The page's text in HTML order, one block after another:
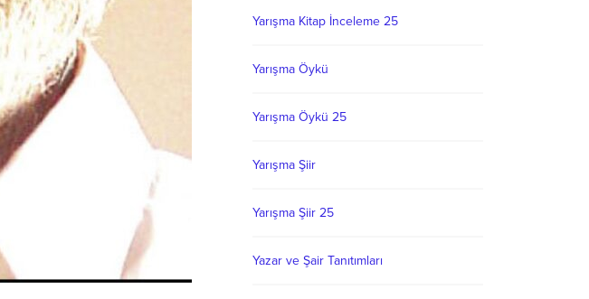
Yarışma Kitap İnceleme 25
Yarışma Öykü
Yarışma Öykü 25
Yarışma Şiir
Yarışma Şiir 25
Yazar ve Şair Tanıtımları